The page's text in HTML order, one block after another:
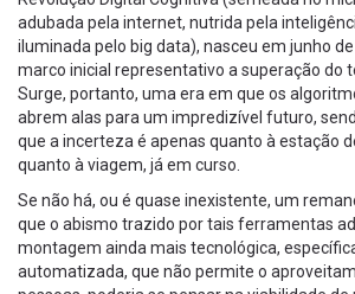
adubada pela internet, nutrida pela
iluminada pelo big data), nasceu em junho
marco inicial representativo a superação do
Surge, portanto, uma era em que os
abrem alas para um impredizível futuro,
que a incerteza é apenas quanto à estação
quanto à viagem, já em curso.
Se não há, ou é quase inexistente, um
que o abismo trazido por tais ferramentas
montagem ainda mais tecnológica,
automatizada, que não permite o